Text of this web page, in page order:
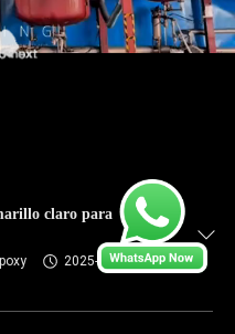
claro para
2025-03-18